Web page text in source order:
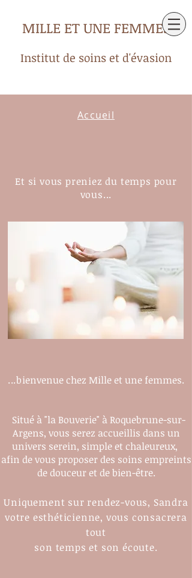
MILLE ET UNE FEMMES
Institut de soins et d'évasion
Accueil
Et si vous preniez du temps pour
vous...
...bienvenue chez Mille et une femmes.
Situé à "la Bouverie" à Roquebrune-sur-
Argens, vous serez accueillis dans un
univers serein, simple et chaleureux,
afin de vous proposer des soins empreints
de douceur et de bien-être.
Uniquement sur rendez-vous, Sandra
votre esthéticienne, vous consacrera
tout
son temps et son écoute.